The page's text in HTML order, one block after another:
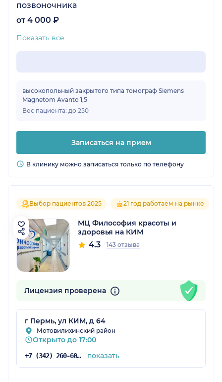
позвоночника
от 4 000 ₽
Показать все
высокопольный закрытого типа томограф Siemens
Magnetom Avanto 1,5
Вес пациента: до 250
Записаться на прием
В клинику можно записаться только по телефону
Выбор пациентов 2025 21 год работаем на рынке
МЦ Философия красоты и
здоровья на КИМ
4.3 143 отзыва
Лицензия проверена
г Пермь, ул КИМ, д 64
Мотовилихинский район
Открыто до 17:00
+7 (342) 260-60-60 показать